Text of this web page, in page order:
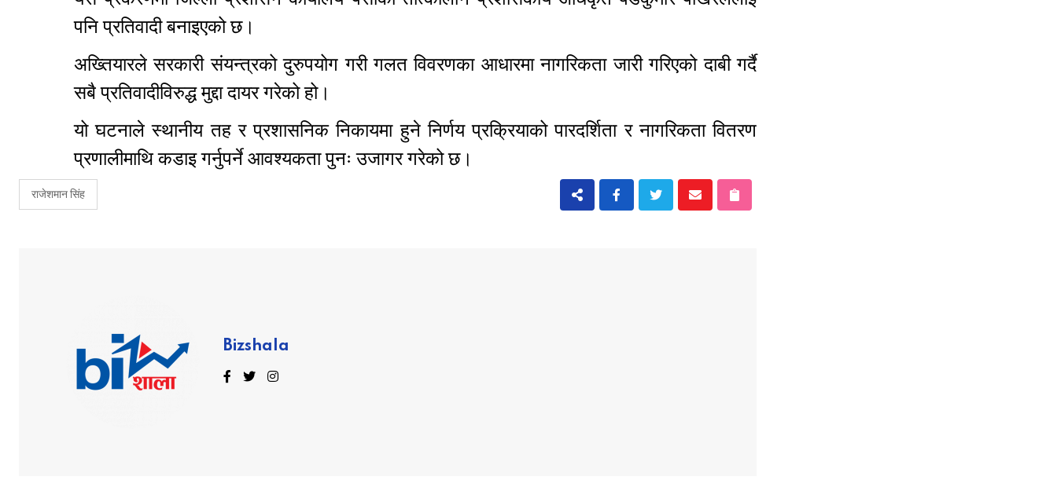
पनि प्रतिवादी बनाइएको छ।
अख्तियारले सरकारी संयन्त्रको दुरुपयोग गरी गलत विवरणका आधारमा नागरिकता जारी गरिएको दाबी गर्दै
सबै प्रतिवादीविरुद्ध मुद्दा दायर गरेको हो।
यो घटनाले स्थानीय तह र प्रशासनिक निकायमा हुने निर्णय प्रक्रियाको पारदर्शिता र नागरिकता वितरण
प्रणालीमाथि कडाइ गर्नुपर्ने आवश्यकता पुनः उजागर गरेको छ।
राजेशमान सिंह
Bizshala